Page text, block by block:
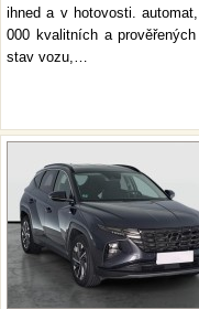
ihned a v hotovosti.
000 kvalitních a
stav vozu,…